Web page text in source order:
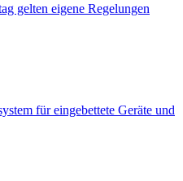
gelten eigene Regelungen
für eingebettete Geräte und